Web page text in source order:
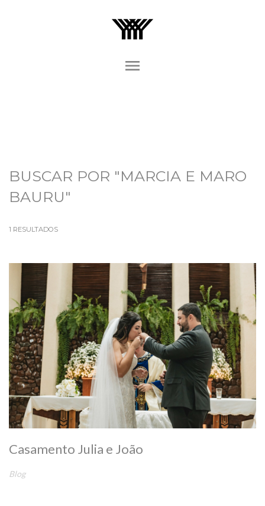
menu
BUSCAR POR "MARCIA E MARO
BAURU"
1 RESULTADOS
Casamento Julia e João
Blog